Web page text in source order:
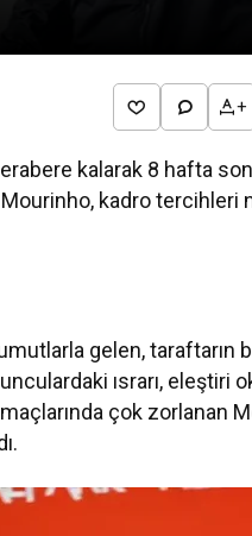
+
kalarak 8 hafta
kadro tercihleri
gelen,
ısrarı,
çok zorlanan